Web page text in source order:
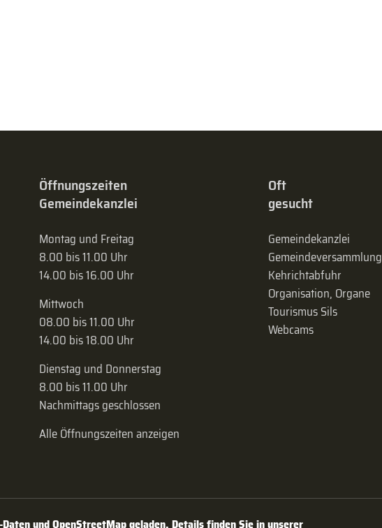
Öffnungszeiten
Gemeindekanzlei
Montag und Freitag
8.00 bis 11.00 Uhr
14.00 bis 16.00 Uhr
Mittwoch
08.00 bis 11.00 Uhr
14.00 bis 18.00 Uhr
Dienstag und Donnerstag
8.00 bis 11.00 Uhr
Nachmittags geschlossen
Alle Öffnungszeiten anzeigen
Oft
gesucht
Gemeindekanzlei
Gemeinde­versammlung
Kehrichtabfuhr
Organisation, Organe
Tourismus Sils
Webcams
und OpenStreetMap geladen. Details finden Sie in unserer